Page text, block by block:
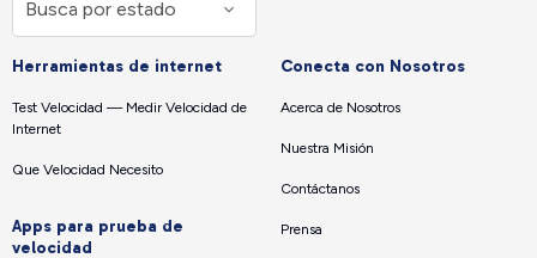
Herramientas de internet
Test Velocidad — Medir Velocidad de
Internet
Que Velocidad Necesito
Apps para prueba de
velocidad
Conecta con Nosotros
Acerca de Nosotros
Nuestra Misión
Contáctanos
Prensa